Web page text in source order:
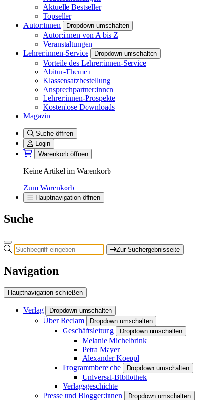
Aktuelle Bestseller
Topseller
Autor:innen
Dropdown umschalten
Autor:innen von A bis Z
Veranstaltungen
Lehrer:innen-Service
Dropdown umschalten
Vorteile des Lehrer:innen-Service
Abitur-Themen
Klassensatzbestellung
Ansprechpartner:innen
Lehrer:innen-Prospekte
Kostenlose Downloads
Magazin
Suche öffnen
Login
Warenkorb öffnen
Keine Artikel im Warenkorb
Zum Warenkorb
Hauptnavigation öffnen
Suche
Zur Suchergebnisseite
Navigation
Hauptnavigation schließen
Verlag Dropdown umschalten
Über Reclam Dropdown umschalten
Geschäftsleitung Dropdown umschalten
Melanie Michelbrink
Petra Mayer
Alexander Koeppl
Programmbereiche
Dropdown umschalten
Universal-Bibliothek
Verlagsgeschichte
Presse und Blogger:innen
Dropdown umschalten